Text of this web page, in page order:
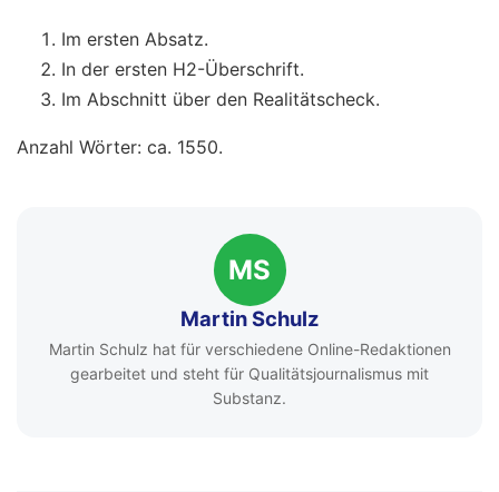
Im ersten Absatz.
In der ersten H2-Überschrift.
Im Abschnitt über den Realitätscheck.
Anzahl Wörter: ca. 1550.
MS
Martin Schulz
Martin Schulz hat für verschiedene Online-Redaktionen
gearbeitet und steht für Qualitätsjournalismus mit
Substanz.